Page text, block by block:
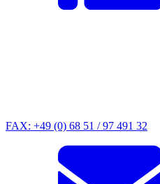
FAX: +49 (0) 68 51 / 97 491 32